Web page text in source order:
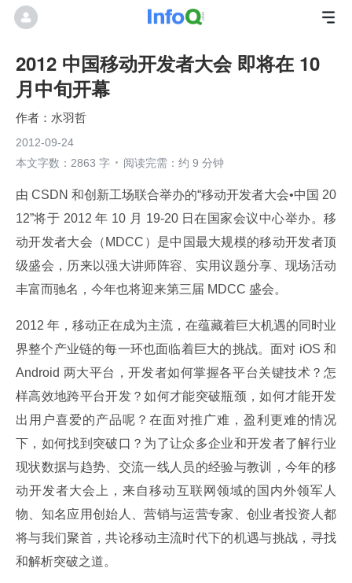
2012 中国移动开发者大会 即将在 10
月中旬开幕
水羽哲
2012-09-24
本文字数：2863 字
阅读完需：约 9 分钟
由 CSDN 和创新工场联合举办的“移动开发者大会•中国 20
12”将于 2012 年 10 月 19-20 日在国家会议中心举办。移
动开发者大会（MDCC）是中国最大规模的移动开发者顶
级盛会，历来以强大讲师阵容、实用议题分享、现场活动
丰富而驰名，今年也将迎来第三届 MDCC 盛会。
2012 年，移动正在成为主流，在蕴藏着巨大机遇的同时业
界整个产业链的每一环也面临着巨大的挑战。面对 iOS 和
Android 两大平台，开发者如何掌握各平台关键技术？怎
样高效地跨平台开发？如何才能突破瓶颈，如何才能开发
出用户喜爱的产品呢？在面对推广难，盈利更难的情况
下，如何找到突破口？为了让众多企业和开发者了解行业
现状数据与趋势、交流一线人员的经验与教训，今年的移
动开发者大会上，来自移动互联网领域的国内外领军人
物、知名应用创始人、营销与运营专家、创业者投资人都
将与我们聚首，共论移动主流时代下的机遇与挑战，寻找
和解析突破之道。